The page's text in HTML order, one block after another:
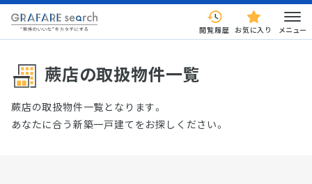
閲覧履歴 お気に入り メニュー
蕨店の取扱物件一覧
蕨店の取扱物件一覧となります。
あなたに合う新築一戸建てをお探しください。